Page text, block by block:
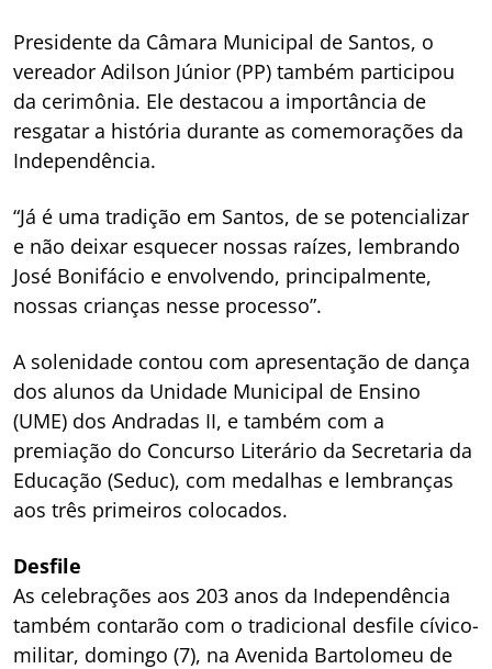
Presidente da Câmara Municipal de Santos, o
vereador Adilson Júnior (PP) também participou
da cerimônia. Ele destacou a importância de
resgatar a história durante as comemorações da
Independência.
“Já é uma tradição em Santos, de se potencializar
e não deixar esquecer nossas raízes, lembrando
José Bonifácio e envolvendo, principalmente,
nossas crianças nesse processo”.
A solenidade contou com apresentação de dança
dos alunos da Unidade Municipal de Ensino
(UME) dos Andradas II, e também com a
premiação do Concurso Literário da Secretaria da
Educação (Seduc), com medalhas e lembranças
aos três primeiros colocados.
Desfile
As celebrações aos 203 anos da Independência
também contarão com o tradicional desfile cívico-
militar, domingo (7), na Avenida Bartolomeu de